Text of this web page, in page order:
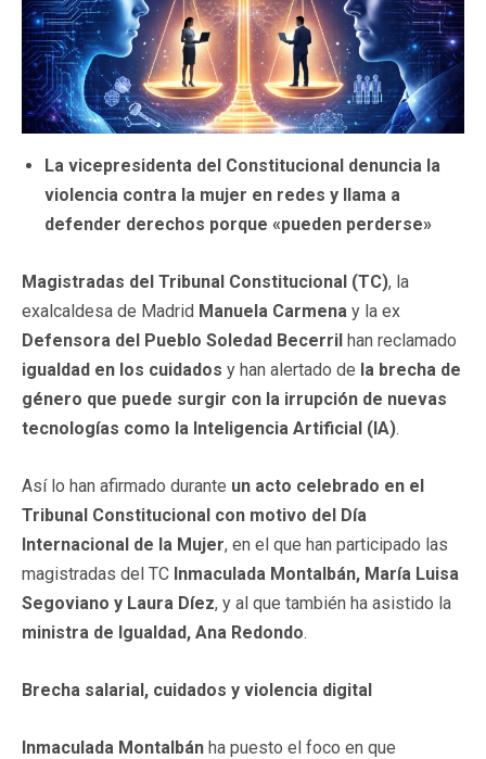
La vicepresidenta del Constitucional denuncia la
violencia contra la mujer en redes y llama a
defender derechos porque «pueden perderse»
Magistradas del Tribunal Constitucional (TC), la
exalcaldesa de Madrid Manuela Carmena y la ex
Defensora del Pueblo Soledad Becerril han reclamado
igualdad en los cuidados y han alertado de la brecha de
género que puede surgir con la irrupción de nuevas
tecnologías como la Inteligencia Artificial (IA).
Así lo han afirmado durante un acto celebrado en el
Tribunal Constitucional con motivo del Día
Internacional de la Mujer, en el que han participado las
magistradas del TC Inmaculada Montalbán, María Luisa
Segoviano y Laura Díez, y al que también ha asistido la
ministra de Igualdad, Ana Redondo.
Brecha salarial, cuidados y violencia digital
Inmaculada Montalbán ha puesto el foco en que